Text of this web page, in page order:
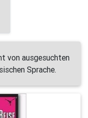
von ausgesuchten
Sprache.